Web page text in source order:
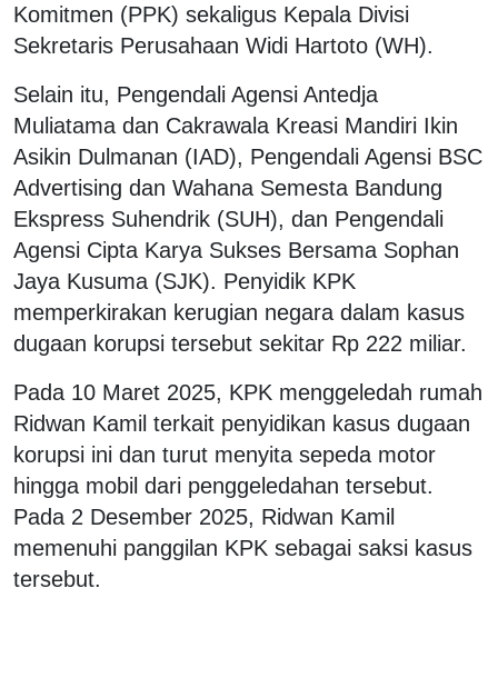
Komitmen (PPK) sekaligus Kepala Divisi
Sekretaris Perusahaan Widi Hartoto (WH).
Selain itu, Pengendali Agensi Antedja
Muliatama dan Cakrawala Kreasi Mandiri Ikin
Asikin Dulmanan (IAD), Pengendali Agensi BSC
Advertising dan Wahana Semesta Bandung
Ekspress Suhendrik (SUH), dan Pengendali
Agensi Cipta Karya Sukses Bersama Sophan
Jaya Kusuma (SJK). Penyidik KPK
memperkirakan kerugian negara dalam kasus
dugaan korupsi tersebut sekitar Rp 222 miliar.
Pada 10 Maret 2025, KPK menggeledah rumah
Ridwan Kamil terkait penyidikan kasus dugaan
korupsi ini dan turut menyita sepeda motor
hingga mobil dari penggeledahan tersebut.
Pada 2 Desember 2025, Ridwan Kamil
memenuhi panggilan KPK sebagai saksi kasus
tersebut.